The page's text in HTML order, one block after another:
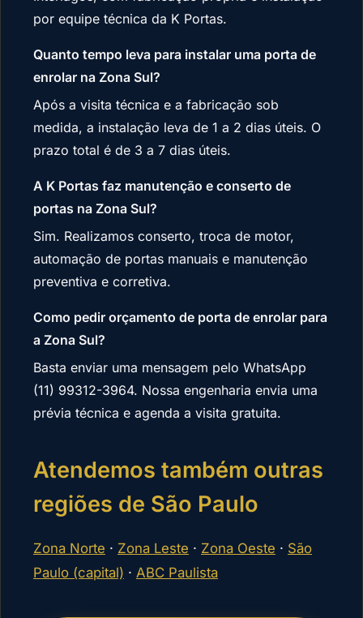
por equipe técnica da K Portas.
Quanto tempo leva para instalar uma porta de
enrolar na Zona Sul?
Após a visita técnica e a fabricação sob
medida, a instalação leva de 1 a 2 dias úteis. O
prazo total é de 3 a 7 dias úteis.
A K Portas faz manutenção e conserto de
portas na Zona Sul?
Sim. Realizamos conserto, troca de motor,
automação de portas manuais e manutenção
preventiva e corretiva.
Como pedir orçamento de porta de enrolar para
a Zona Sul?
Basta enviar uma mensagem pelo WhatsApp
(11) 99312-3964. Nossa engenharia envia uma
prévia técnica e agenda a visita gratuita.
Atendemos também outras
regiões de São Paulo
Zona Norte · Zona Leste · Zona Oeste · São
Paulo (capital) · ABC Paulista